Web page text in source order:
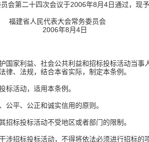
第二十四次会议于2006年8月4日通过，现予
会常务委员会
4日
利益、社会公共利益和招标投标活动当事
律、法规，结合本省实际，制定本条例。
活动，适用本条例。
平、公正和诚实信用的原则。
投标活动不受地区或者部门的限制。
招标投标活动，不得将依法必须进行招标的